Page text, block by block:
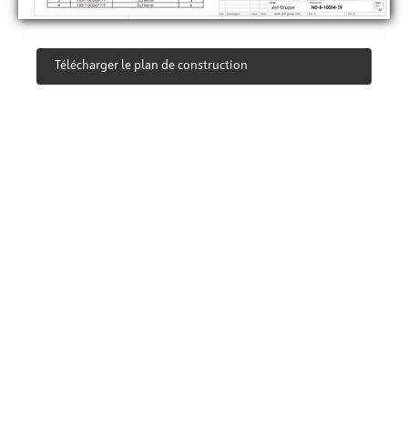
Télécharger le plan de construction